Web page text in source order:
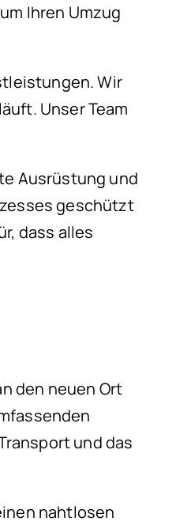
Ihren Umzug
Wir
Unser Team
Ausrüstung und
geschützt
dass alles
den neuen Ort
und das
nahtlosen